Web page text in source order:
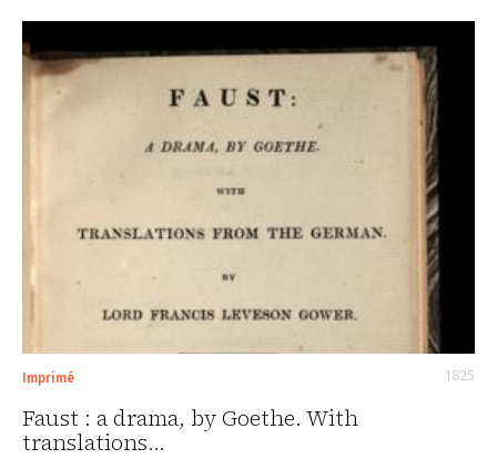
Imprimé 1825
Faust : a drama, by Goethe. With
translations…